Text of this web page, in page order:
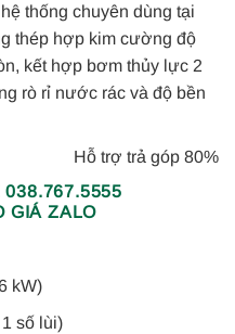
thống chuyên dùng tại
thép hợp kim cường độ
kết hợp bơm thủy lực 2
rò rỉ nước rác và độ bền
Hỗ trợ trả góp 80%
038.767.5555
GIÁ ZALO
kW)
số lùi)